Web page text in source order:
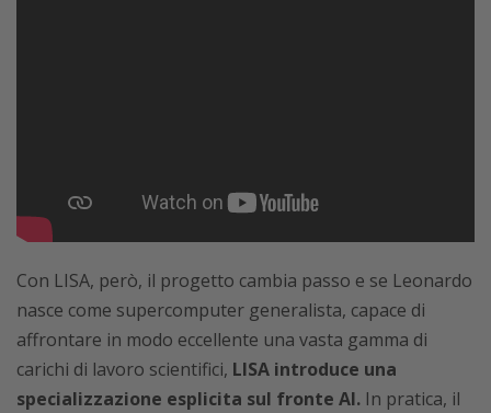
Con LISA, però, il progetto cambia passo e se Leonardo
nasce come supercomputer generalista, capace di
affrontare in modo eccellente una vasta gamma di
carichi di lavoro scientifici, LISA introduce una
specializzazione esplicita sul fronte AI. In pratica, il